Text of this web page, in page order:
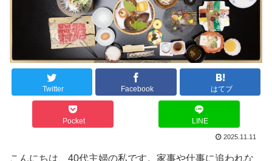
Twitter Facebook はてブ
Pocket LINE
2025.11.11
こんにちは、40代主婦の私です。家事や仕事に追われな